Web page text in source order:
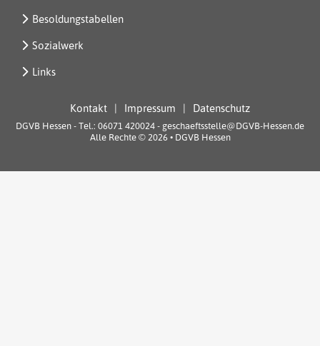
Besoldungstabellen
Sozialwerk
Links
Kontakt Impressum Datenschutz
DGVB Hessen - Tel.: 06071 420024 - geschaeftsstelle@DGVB-Hessen.de
Alle Rechte © 2026 • DGVB Hessen